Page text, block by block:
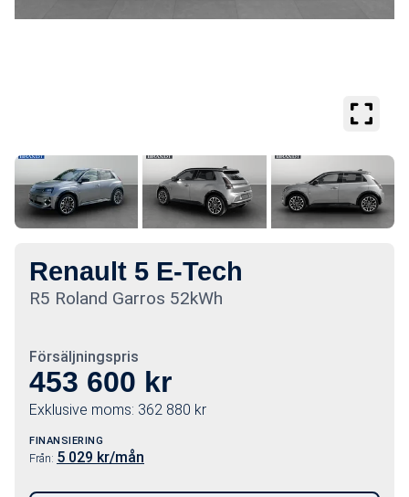
Renault 5 E-Tech
R5 Roland Garros 52kWh
Försäljningspris
453 600 kr
Exklusive moms: 362 880 kr
FINANSIERING
Från: 5 029 kr/mån
Se